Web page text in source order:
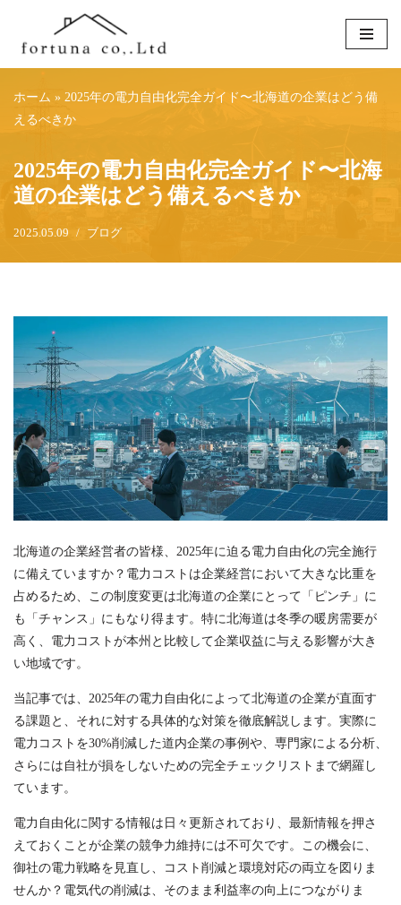
コ
ン
テ
ン
へ
ス
キ
ッ
ホーム » 2025年の電力自由化完全ガイド〜北海道の企業はどう備
えるべきか
2025年の電力自由化完全ガイド〜北海
道の企業はどう備えるべきか
2025.05.09 ブログ
北海道の企業経営者の皆様、2025年に迫る電力自由化の完全施行
に備えていますか？電力コストは企業経営において大きな比重を
占めるため、この制度変更は北海道の企業にとって「ピンチ」に
も「チャンス」にもなり得ます。特に北海道は冬季の暖房需要が
高く、電力コストが本州と比較して企業収益に与える影響が大き
い地域です。
当記事では、2025年の電力自由化によって北海道の企業が直面す
る課題と、それに対する具体的な対策を徹底解説します。実際に
電力コストを30%削減した道内企業の事例や、専門家による分析、
さらには自社が損をしないための完全チェックリストまで網羅し
ています。
電力自由化に関する情報は日々更新されており、最新情報を押さ
えておくことが企業の競争力維持には不可欠です。この機会に、
御社の電力戦略を見直し、コスト削減と環境対応の両立を図りま
せんか？電気代の削減は、そのまま利益率の向上につながりま